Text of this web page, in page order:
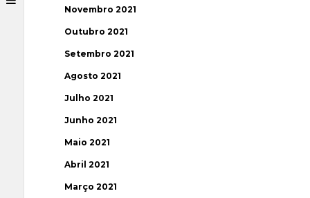
Novembro 2021
Outubro 2021
Setembro 2021
Agosto 2021
Julho 2021
Junho 2021
Maio 2021
Abril 2021
Março 2021